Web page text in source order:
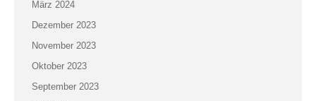
März 2024
Dezember 2023
November 2023
Oktober 2023
September 2023